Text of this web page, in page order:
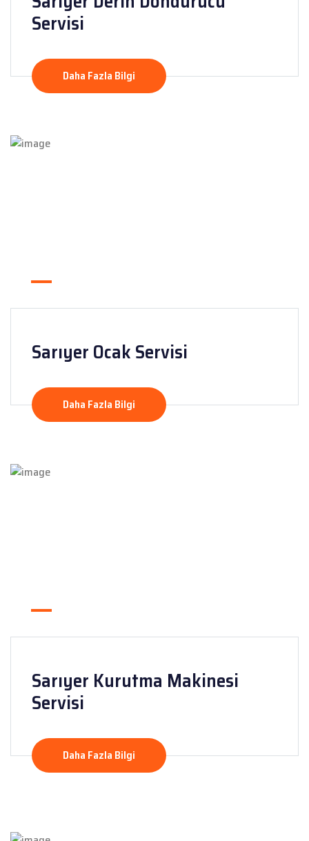
Servisi
Daha Fazla Bilgi
Sarıyer Ocak Servisi
Daha Fazla Bilgi
Sarıyer Kurutma Makinesi
Servisi
Daha Fazla Bilgi